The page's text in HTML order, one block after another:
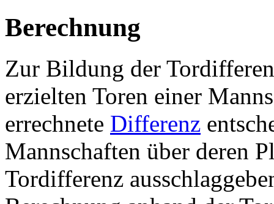
Berechnung
Zur Bildung der
erzielten Toren einer
errechnete Differenz
Mannschaften über deren
Tordifferenz